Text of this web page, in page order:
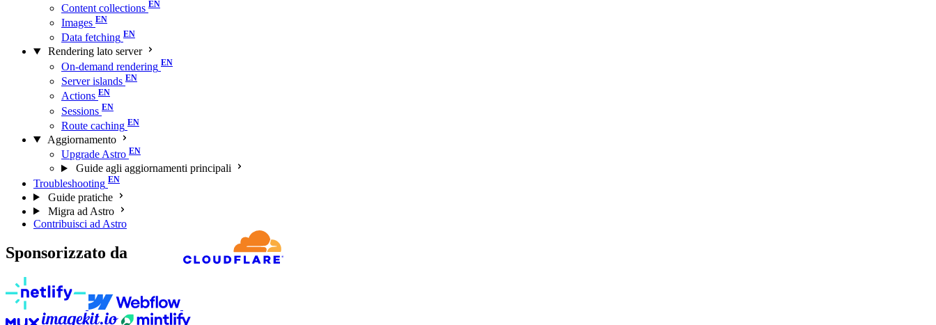
Content collections
Images
Data fetching
Rendering lato server
On-demand rendering
Server islands
Actions
Sessions
Route caching
Aggiornamento
Upgrade Astro
Guide agli aggiornamenti principali
Troubleshooting
Guide pratiche
Migra ad Astro
Contribuisci ad Astro
Sponsorizzato da